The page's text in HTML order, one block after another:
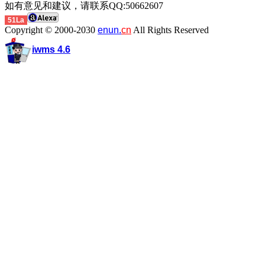
如有意见和建议，请联系QQ:50662607
51La
Copyright © 2000-2030 enun.cn All Rights Reserved
iwms 4.6